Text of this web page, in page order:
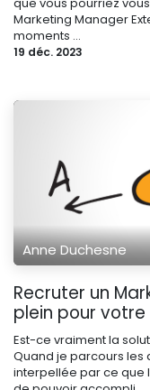
Marketing Manager
moments ...
19 déc. 2023
Anne Duchesne
Recruter un
plein pour votre
Est-ce vraiment la
Quand je parcours les
interpellée par ce que